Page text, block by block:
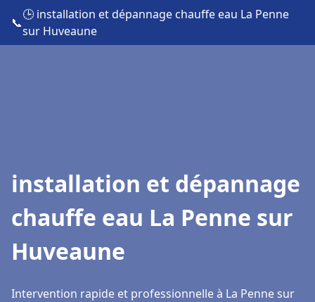
📞
🕒 installation et dépannage chauffe eau La Penne
sur Huveaune
installation et dépannage
chauffe eau La Penne sur
Huveaune
Intervention rapide et professionnelle à La Penne sur